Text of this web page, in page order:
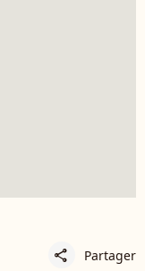
share Partager